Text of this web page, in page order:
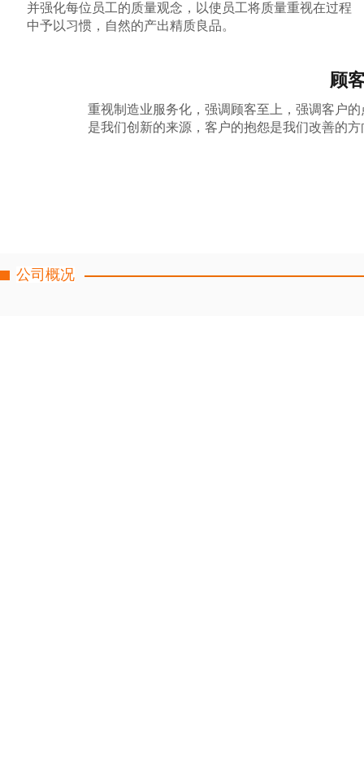
并强化每位员工的质量观念，以使员工将质量重视在过程
中予以习惯，自然的产出精质良品。
重视制造业服务化，强调顾客至上，强调客户的
是我们创新的来源，客户的抱怨是我们改善的方
顾
公司概况